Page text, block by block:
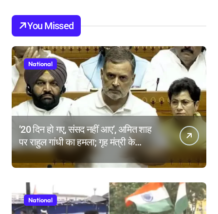
You Missed
National
’20 दिन हो गए, संसद नहीं आए’, अमित शाह
पर राहुल गांधी का हमला; गृह मंत्री के
इस्तीफे की मांग क्यों?
National